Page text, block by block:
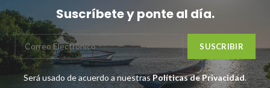
Suscríbete y ponte al día.
Será usado de acuerdo a nuestrasPolíticas de Privacidad.